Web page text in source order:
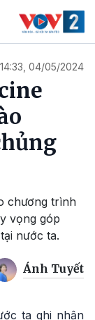
04/05/2024
chương trình
vọng góp
nước ta.
Ánh Tuyết
ta ghi nhận